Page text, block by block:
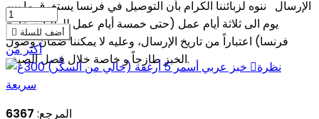
الإرسال ننوه لزبائننا الكرام بأن التوصيل في فرنسا يستغرق ما بين
يوم الى ثلاثة أيام عمل (حتى خمسة أيام عمل للطلبات خارج
فرنسا) اعتباراً من تاريخ الإرسال، وعليه لا يمكننا ضمان وصول
الخبز طازجاً و خاصة خلال فصل الصيف.
 أضف للسلة
أكثر من
نظرة
سريعة
المرجع: 6367